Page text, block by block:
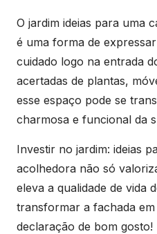
O jardim ideias para uma
é uma forma de
cuidado logo na entrada
acertadas de plantas,
esse espaço pode se
charmosa e funcional da
Investir no jardim: ideias
acolhedora não só
eleva a qualidade de vida
transformar a fachada
declaração de bom gosto!